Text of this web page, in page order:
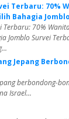
Terbaru: 70%
Bahagia Jomblo
Terbaru: 70%
Jomblo Survei
Jepang
berbondong-
Israel...